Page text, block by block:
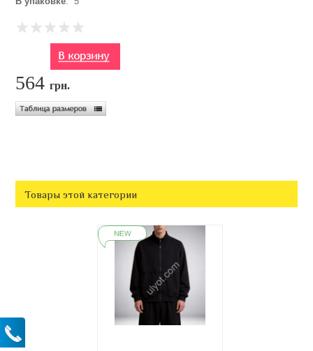
564грн.
Товары этой категории